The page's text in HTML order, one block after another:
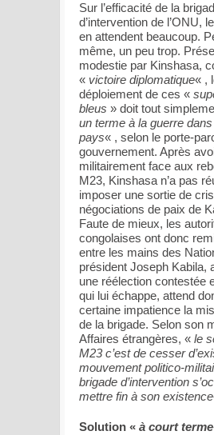
Sur l’efficacité de la
d’intervention de l’ONU,
en attendent beaucoup.
même, un peu trop.
modestie par Kinshasa,
« victoire diplomatique« ,
déploiement de ces «
bleus » doit tout
un terme à la guerre dans
pays« , selon le porte-
gouvernement. Après
militairement face aux
M23, Kinshasa n’a pas
imposer une sortie de
négociations de paix de
Faute de mieux, les
congolaises ont donc
entre les mains des
président Joseph Kabila,
une réélection contestée
qui lui échappe, attend
certaine impatience la
de la brigade. Selon son
Affaires étrangères, « le
M23 c’est de cesser
mouvement politico-
brigade d’intervention
mettre fin à son existence
Solution « à court terme